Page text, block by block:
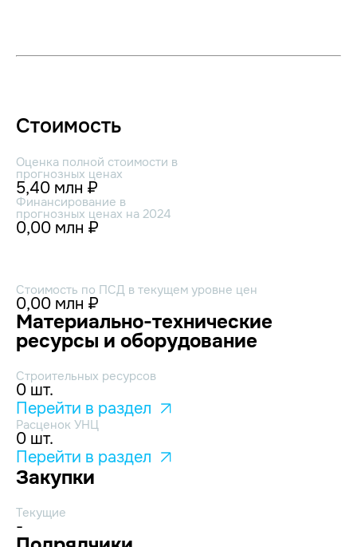
Стоимость
Оценка полной стоимости в
прогнозных ценах
5,40 млн ₽
Финансирование в
прогнозных ценах на 2024
0,00 млн ₽
Стоимость по ПСД в текущем уровне цен
0,00 млн ₽
Материально-технические
ресурсы и оборудование
Строительных ресурсов
0 шт.
Перейти в раздел
Расценок УНЦ
0 шт.
Перейти в раздел
Закупки
Текущие
-